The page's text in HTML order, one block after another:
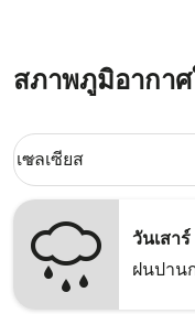
สภาพภูมิอากา
Weather unit option เ
เซลเซียส
keyboard_arrow_down
วันเสาร์
ฝนปาน